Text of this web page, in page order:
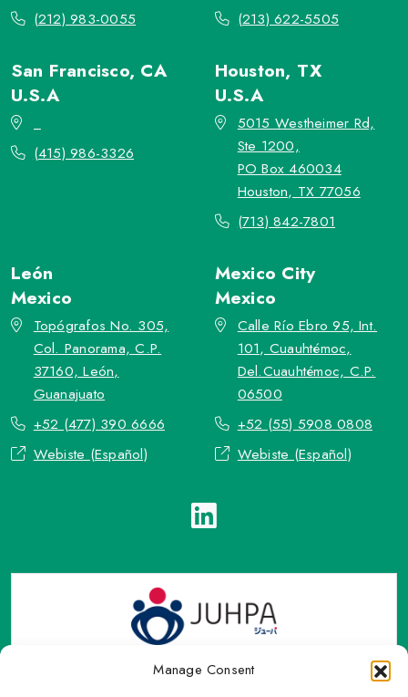
Manage Consent
(212) 983-0055
(213) 622-5505
San Francisco, CA
U.S.A
(415) 986-3326
Houston, TX
U.S.A
5015 Westheimer Rd,
Ste 1200,
PO Box 460034
Houston, TX 77056
(713) 842-7801
León
Mexico
Topógrafos No. 305,
Col. Panorama, C.P.
37160, León,
Guanajuato
+52 (477) 390 6666
Webiste (Español)
Mexico City
Mexico
Calle Río Ebro 95, Int.
101, Cuauhtémoc,
Del.Cuauhtémoc, C.P.
06500
+52 (55) 5908 0808
Webiste (Español)